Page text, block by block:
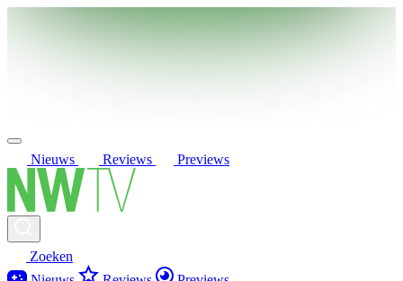
Nieuws Reviews Previews
Zoeken